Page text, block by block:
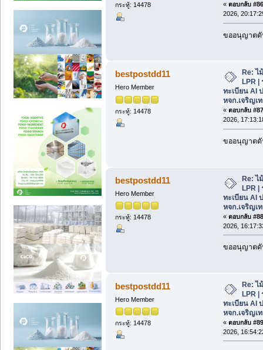
กระทู้: 14478 « ตอบกลับ
2026,
ขออนุญาตดั
bestpostdd11
Hero Member
กระทู้: 14478
Re:
LPR
ทะเบียน AI
หจก.เจริญเ
« ตอบกลับ
2026,
ขออนุญาตดั
bestpostdd11
Hero Member
กระทู้: 14478
Re: ไ
LPR |
ทะเบียน AI
หจก.เจริญเ
« ตอบกลับ
2026,
ขออนุญาตดั
bestpostdd11
Hero Member
กระทู้: 14478
Re: ไ
LPR |
ทะเบียน AI
หจก.เจริญเ
« ตอบกลับ
2026,